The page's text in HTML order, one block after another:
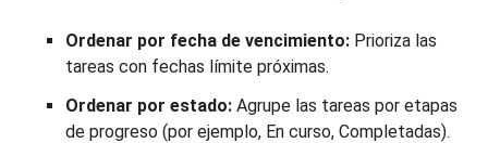
Ordenar por fecha de vencimiento: Prioriza las
tareas con fechas límite próximas.
Ordenar por estado: Agrupe las tareas por etapas
de progreso (por ejemplo, En curso, Completadas).